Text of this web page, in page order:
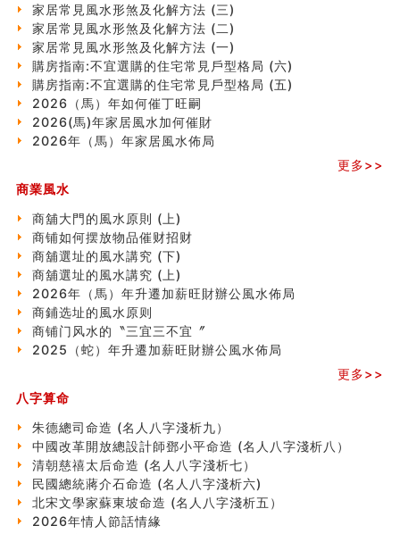
六爻算卦：测腹中胎儿是男是女
中國改革開放總設計師鄧小平命造 (名人八字淺析八）
测字（实例解释）
精选1000个五行属火的字
玄空本义(七)
刘燮鈞讲人相 手纹与命运(二)
商铺如何摆放物品催财招财
极其旺夫的女人面相
居家風水懶人包！房子煞氣怎麼看？風水禁忌有哪些？有
這樣風水的房子別�
南半球的八字如何推排
玄空本义(六)
额相与命运
风水先生林琅仙的传说
从痣看相
姓名陰陽配置的凶吉
六爻測住宅風水 (四)
玄空本义 (五)
玄空本义 (四)
八字算命：女命八字里日坐伤官克夫？
六爻算卦：我俩之间是否还命中有未尽的缘分？
订婚就是定结婚日子吗
清朝慈禧太后命造 (名人八字淺析七）
玄空本义 (三)
飞灵山传说故事
家居常見風水形煞及化解方法 (三)
家居常見風水形煞及化解方法 (二)
家居常見風水形煞及化解方法 (一)
購房指南:不宜選購的住宅常見戶型格局 (六)
購房指南:不宜選購的住宅常見戶型格局 (五)
2026（馬）年如何催丁旺嗣
2026(馬)年家居風水加何催財
2026年（馬）年家居風水佈局
更多>>
商業風水
商舖大門的風水原則 (上)
商铺如何摆放物品催财招财
商舖選址的風水講究 (下)
商舖選址的風水講究 (上)
2026年（馬）年升遷加薪旺財辦公風水佈局
商鋪选址的風水原则
商铺门风水的〝三宜三不宜〞
2025（蛇）年升遷加薪旺財辦公風水佈局
更多>>
八字算命
朱德總司命造 (名⼈⼋字淺析九）
中國改革開放總設計師鄧小平命造 (名人八字淺析八）
清朝慈禧太后命造 (名人八字淺析七）
民國總統蔣介石命造 (名人八字淺析六)
北宋文學家蘇東坡命造 (名人八字淺析五）
2026年情人節話情緣